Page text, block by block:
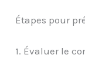
Étapes pour
1. Évaluer le